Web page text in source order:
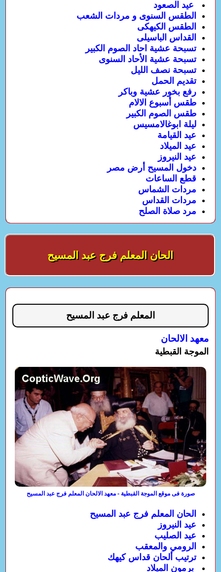
عيد الصعود
الطقس السنوى و مردات الشعب
الطقس الكيهكى
القداس الباسيلى
تسبحة عشية احاد الصوم الكبير
تسبحة عشية الأحاد السنوى
تسبحة نصف الليل
تقديم الحمل
رفع بخور عشية وباكر
طقس أسبوع الالام
طقس الصوم الكبير
ليلة ابوغالامسيس
عيد القيامة
عيد الميلاد
عيد النيروز
دخول المسيح أرض مصر
قطع الساعات
مردات الشماس
مردات القداس
مرد صلاة الصلح
الحان المعلم فرج عبد المسيح
المعلم فرج عبد المسيح
معهد الالحان
الموجة القبطية
صورة فى موقع الموجة القبطية - معهد الالحان المعلم فرج عبد المسيح
الحان المعلم فرج عبد المسيح
عيد النيروز
عيد الصليب
الرومي والمعقب
ترتيب ألحان قداس كيهك
برمون الميلاد